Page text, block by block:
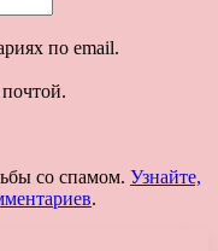
по email.
со спамом. Узнайте,
.